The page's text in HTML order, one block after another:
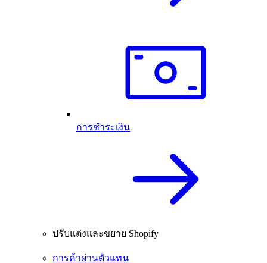
การชำระเงิน
ปรับแต่งและขยาย Shopify
การค้าผ่านตัวแทน